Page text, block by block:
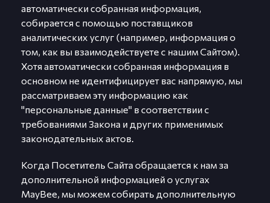
автоматически собранная информация,
собирается с помощью поставщиков
аналитических услуг (например, информация о
том, как вы взаимодействуете с нашим Сайтом).
Хотя автоматически собранная информация в
основном не идентифицирует вас напрямую, мы
рассматриваем эту информацию как
"персональные данные" в соответствии с
требованиями Закона и других применимых
законодательных актов.
Когда Посетитель Сайта обращается к нам за
дополнительной информацией о услугах
MayBee, мы можем собирать дополнительную